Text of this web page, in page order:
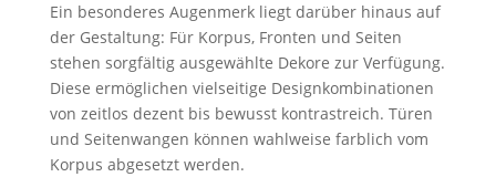
Ein besonderes Augenmerk liegt darüber hinaus auf
der Gestaltung: Für Korpus, Fronten und Seiten
stehen sorgfältig ausgewählte Dekore zur Verfügung.
Diese ermöglichen vielseitige Designkombinationen
von zeitlos dezent bis bewusst kontrastreich. Türen
und Seitenwangen können wahlweise farblich vom
Korpus abgesetzt werden.